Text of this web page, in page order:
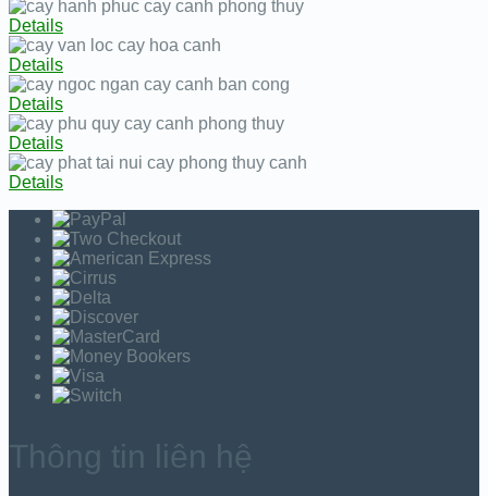
Details
Details
Details
Details
Details
Thông tin liên hệ